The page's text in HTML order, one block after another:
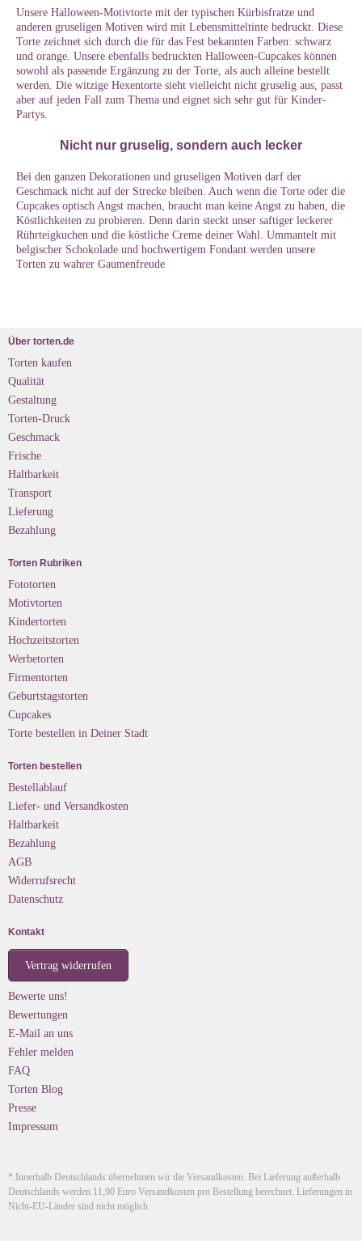
Unsere Halloween-Motivtorte mit der typischen Kürbisfratze und
anderen gruseligen Motiven wird mit Lebensmitteltinte bedruckt. Diese
Torte zeichnet sich durch die für das Fest bekannten Farben: schwarz
und orange. Unsere ebenfalls bedruckten Halloween-Cupcakes können
sowohl als passende Ergänzung zu der Torte, als auch alleine bestellt
werden. Die witzige Hexentorte sieht vielleicht nicht gruselig aus, passt
aber auf jeden Fall zum Thema und eignet sich sehr gut für Kinder-
Partys.
Nicht nur gruselig, sondern auch lecker
Bei den ganzen Dekorationen und gruseligen Motiven darf der
Geschmack nicht auf der Strecke bleiben. Auch wenn die Torte oder die
Cupcakes optisch Angst machen, braucht man keine Angst zu haben, die
Köstlichkeiten zu probieren. Denn darin steckt unser saftiger leckerer
Rührteigkuchen und die köstliche Creme deiner Wahl. Ummantelt mit
belgischer Schokolade und hochwertigem Fondant werden unsere
Torten zu wahrer Gaumenfreude
Über torten.de
Torten kaufen
Qualität
Gestaltung
Torten-Druck
Geschmack
Frische
Haltbarkeit
Transport
Lieferung
Bezahlung
Torten Rubriken
Fototorten
Motivtorten
Kindertorten
Hochzeitstorten
Werbetorten
Firmentorten
Geburtstagstorten
Cupcakes
Torte bestellen in Deiner Stadt
Torten bestellen
Bestellablauf
Liefer- und Versandkosten
Haltbarkeit
Bezahlung
AGB
Widerrufsrecht
Datenschutz
Kontakt
Vertrag widerrufen
Bewerte uns!
Bewertungen
E-Mail an uns
Fehler melden
FAQ
Torten Blog
Presse
Impressum
* Innerhalb Deutschlands übernehmen wir die Versandkosten. Bei Lieferung außerhalb
Deutschlands werden 11,90 Euro Versandkosten pro Bestellung berechnet. Lieferungen in
Nicht-EU-Länder sind nicht möglich.